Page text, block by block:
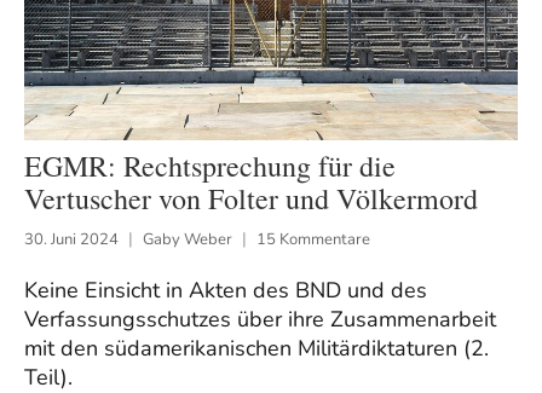
EGMR: Rechtsprechung für die
Vertuscher von Folter und Völkermord
30. Juni 2024 Gaby Weber 15 Kommentare
Keine Einsicht in Akten des BND und des
Verfassungsschutzes über ihre Zusammenarbeit
mit den südamerikanischen Militärdiktaturen (2.
Teil).